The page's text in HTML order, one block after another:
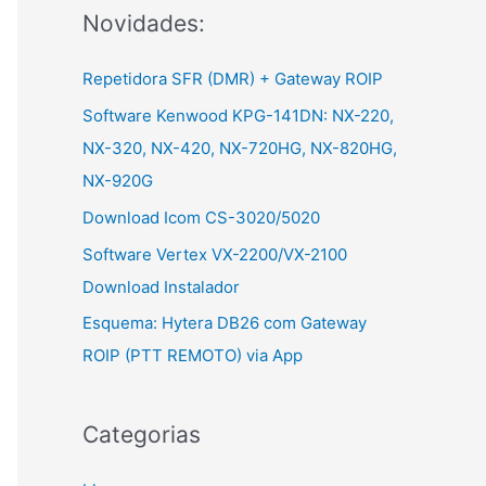
rNovidades:
Repetidora SFR (DMR) + Gateway ROIP
Software Kenwood KPG-141DN: NX-220,
NX-320, NX-420, NX-720HG, NX-820HG,
NX-920G
Download Icom CS-3020/5020
Software Vertex VX-2200/VX-2100
Download Instalador
Esquema: Hytera DB26 com Gateway
ROIP (PTT REMOTO) via App
Categorias